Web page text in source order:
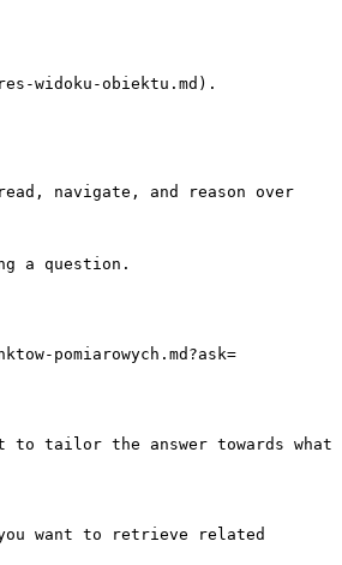
widoku-obiektu.md).
navigate, and reason over
a question.
pomiarowych.md?ask=
tailor the answer towards what
want to retrieve related